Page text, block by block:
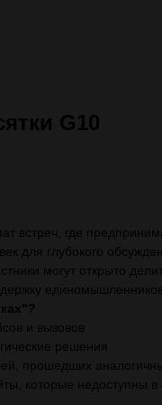
G10
встреч, где
для глубокого
могут открыто
единомышленников.
и вызовов
решения
прошедших
которые недоступны